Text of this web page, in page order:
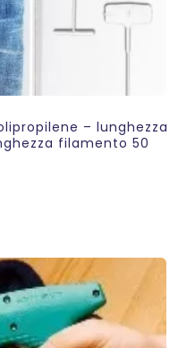
– lunghezza
filamento 50